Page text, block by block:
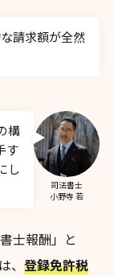
請求額が全然
構
す
し
司法書士
小野寺 若
士報酬」と
、 登録免許税